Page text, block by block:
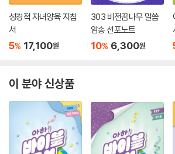
성경적 자녀양육 지침
서
5% 17,100원
303 비전꿈나무 말씀
암송 선포노트
10% 6,300원
이 분야 신상품